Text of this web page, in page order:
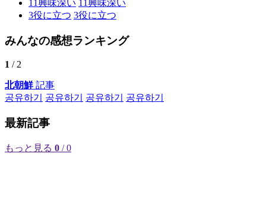
11興味深い 11興味深い
3役に立つ 3役に立つ
みんなの感想ランキング
1 / 2
北朝鮮記事
공유하기
공유하기 공유하기 공유하기
最新記事
もっと見る 0 / 0